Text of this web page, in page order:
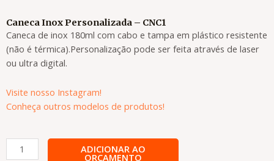
Caneca Inox Personalizada – CNC1
Caneca de inox 180ml com cabo e tampa em plástico resistente
(não é térmica).Personalização pode ser feita através de laser
ou ultra digital.
Visite nosso Instagram!
Conheça outros modelos de produtos!
Caneca
Inox
ADICIONAR AO
ORÇAMENTO